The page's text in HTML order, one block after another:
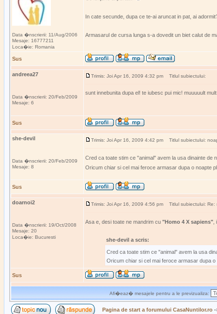
Data �nscrierii: 11/Aug/2006
Mesaje: 16777211
Loca�ie: Romania
In cate secunde, dupa ce te-ai aruncat in pat, ai
Armasarul de cursa lunga s-a dovedit un biet calut de
Sus
andreea27
Data �nscrierii: 20/Feb/2009
Mesaje: 6
Trimis: Joi Apr 16, 2009 4:32 pm Titlul subiectului:
sunt innebunita dupa el! te iubesc pui mic! muuuuult
Sus
she-devil
Data �nscrierii: 20/Feb/2009
Mesaje: 8
Trimis: Joi Apr 16, 2009 4:42 pm Titlul subiectului:
Cred ca toate stim ce "animal" avem la usa dinainte de
Oricum chiar si cel mai feroce armasar dupa o noapte
Sus
doarnoi2
Data �nscrierii: 19/Oct/2008
Mesaje: 20
Loca�ie: Bucuresti
Trimis: Joi Apr 16, 2009 4:56 pm Titlul subiectului: Re:
Asa e, desi toate ne mandrim cu "Homo 4 X sapiens"
she-devil a scris:
Cred ca toate stim ce "animal" avem la usa
Oricum chiar si cel mai feroce armasar dupa
Sus
Afi�eaz� mesajele pentru a le previzualiza:
Pagina de start a forumului CasaNuntilor.ro